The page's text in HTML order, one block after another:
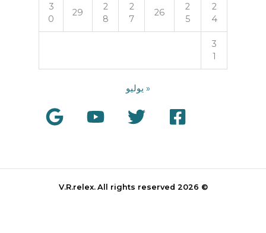
2
4
2
5
26
2
7
2
8
29
3
0
3
1
« يوليو
© 2026 V.R.relex.
All rights reserved